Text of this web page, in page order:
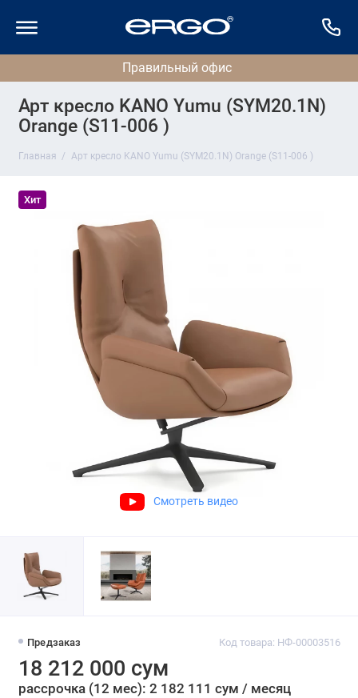
Арт кресло KANO Yumu (SYM20.1N)
Orange (S11-006 )
Главная Арт кресло KANO Yumu (SYM20.1N) Orange (S11-006 )
Хит
Смотреть видео
Предзаказ Код товара: НФ-00003516
18 212 000 сум
рассрочка (12 мес): 2 182 111 сум / месяц